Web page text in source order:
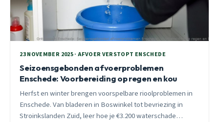
23 NOVEMBER 2025 · AFVOER VERSTOPT ENSCHEDE
Seizoensgebonden afvoerproblemen
Enschede: Voorbereiding op regen en kou
Herfst en winter brengen voorspelbare rioolproblemen in
Enschede. Van bladeren in Boswinkel tot bevriezing in
Stroinkslanden Zuid, leer hoe je €3.200 waterschade